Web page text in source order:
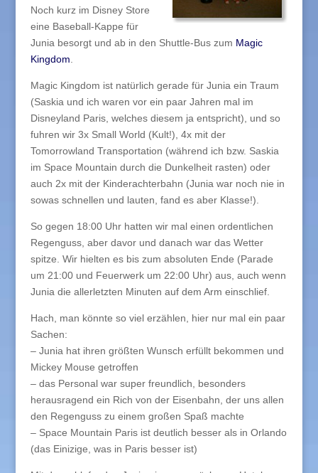
Noch kurz im Disney Store
eine Baseball-Kappe für
Junia besorgt und ab in den Shuttle-Bus zum Magic
Kingdom
Magic Kingdom ist natürlich gerade für Junia ein Traum
(Saskia und ich waren vor ein paar Jahren mal im
Disneyland Paris, welches diesem ja entspricht), und so
fuhren wir 3x Small World (Kult!), 4x mit der
Tomorrowland Transportation (während ich bzw. Saskia
im Space Mountain durch die Dunkelheit rasten) oder
auch 2x mit der Kinderachterbahn (Junia war noch nie in
sowas schnellen und lauten, fand es aber Klasse!).
So gegen 18:00 Uhr hatten wir mal einen ordentlichen
Regenguss, aber davor und danach war das Wetter
spitze. Wir hielten es bis zum absoluten Ende (Parade
um 21:00 und Feuerwerk um 22:00 Uhr) aus, auch wenn
Junia die allerletzten Minuten auf dem Arm einschlief.
Hach, man könnte so viel erzählen, hier nur mal ein paar
Sachen:
– Junia hat ihren größten Wunsch erfüllt bekommen und
Mickey Mouse getroffen
– das Personal war super freundlich, besonders
herausragend ein Rich von der Eisenbahn, der uns allen
den Regenguss zu einem großen Spaß machte
– Space Mountain Paris ist deutlich besser als in Orlando
(das Einizige, was in Paris besser ist)